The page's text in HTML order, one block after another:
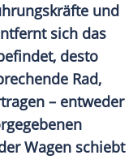
und
sich das
desto
Rad,
– entweder
Wagen schiebt